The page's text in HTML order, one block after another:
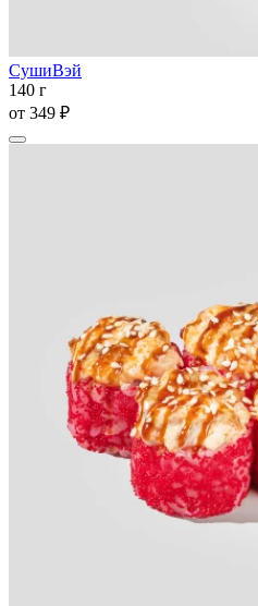
СушиВэй
140 г
от 349 ₽